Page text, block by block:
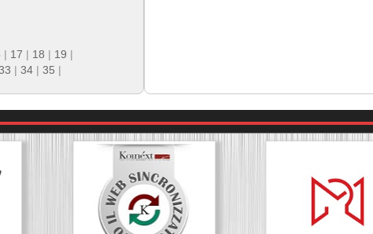
| 17 | 18 | 19 |
| 34 | 35 |